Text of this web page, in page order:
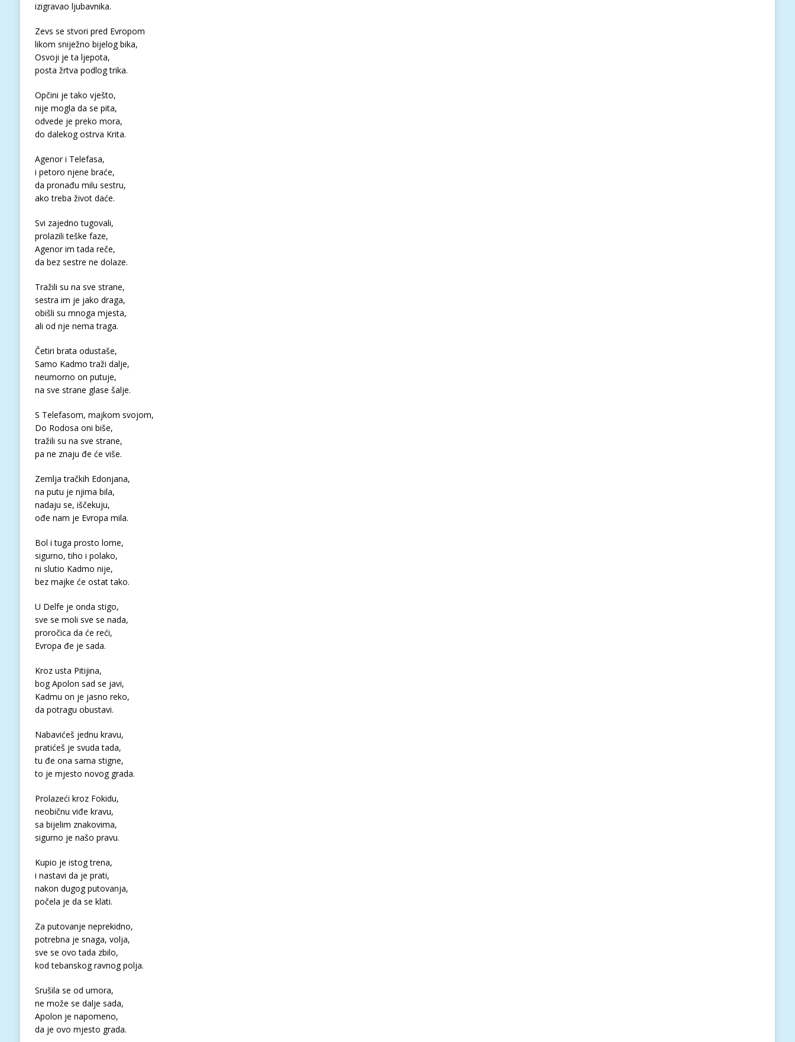
izigravao ljubavnika.
Zevs se stvori pred Evropom
likom sniježno bijelog bika,
Osvoji je ta ljepota,
posta žrtva podlog trika.
Opčini je tako vješto,
nije mogla da se pita,
odvede je preko mora,
do dalekog ostrva Krita.
Agenor i Telefasa,
i petoro njene braće,
da pronađu milu sestru,
ako treba život daće.
Svi zajedno tugovali,
prolazili teške faze,
Agenor im tada reče,
da bez sestre ne dolaze.
Tražili su na sve strane,
sestra im je jako draga,
obišli su mnoga mjesta,
ali od nje nema traga.
Četiri brata odustaše,
Samo Kadmo traži dalje,
neumorno on putuje,
na sve strane glase šalje.
S Telefasom, majkom svojom,
Do Rodosa oni biše,
tražili su na sve strane,
pa ne znaju đe će više.
Zemlja tračkih Edonjana,
na putu je njima bila,
nadaju se, iščekuju,
ođe nam je Evropa mila.
Bol i tuga prosto lome,
sigurno, tiho i polako,
ni slutio Kadmo nije,
bez majke će ostat tako.
U Delfe je onda stigo,
sve se moli sve se nada,
proročica da će reći,
Evropa đe je sada.
Kroz usta Pitijina,
bog Apolon sad se javi,
Kadmu on je jasno reko,
da potragu obustavi.
Nabavićeš jednu kravu,
pratićeš je svuda tada,
tu đe ona sama stigne,
to je mjesto novog grada.
Prolazeći kroz Fokidu,
neobičnu viđe kravu,
sa bijelim znakovima,
sigurno je našo pravu.
Kupio je istog trena,
i nastavi da je prati,
nakon dugog putovanja,
počela je da se klati.
Za putovanje neprekidno,
potrebna je snaga, volja,
sve se ovo tada zbilo,
kod tebanskog ravnog polja.
Srušila se od umora,
ne može se dalje sada,
Apolon je napomeno,
da je ovo mjesto grada.